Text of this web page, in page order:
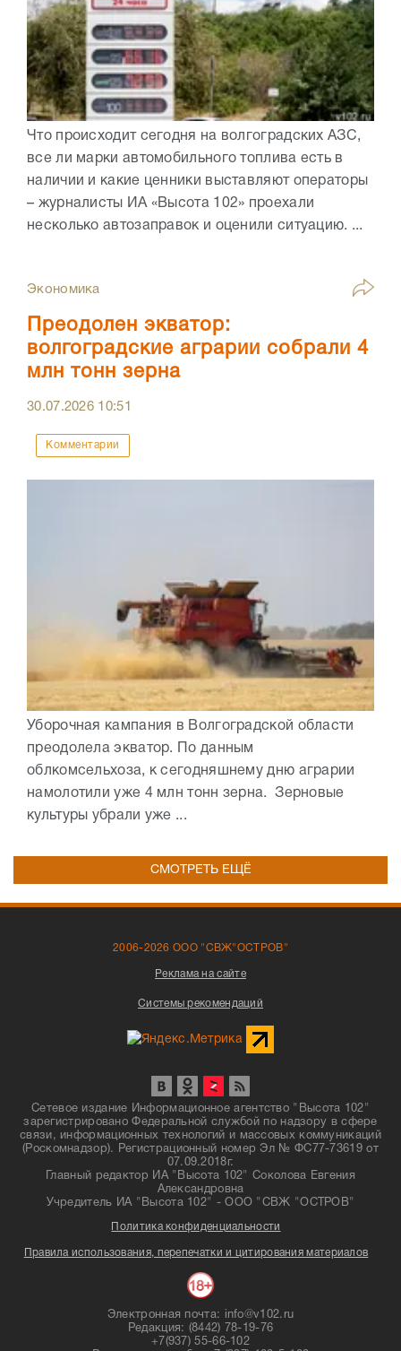
Что происходит сегодня на волгоградских АЗС,
все ли марки автомобильного топлива есть в
наличии и какие ценники выставляют операторы
– журналисты ИА «Высота 102» проехали
несколько автозаправок и оценили ситуацию. ...
Экономика
Преодолен экватор:
волгоградские аграрии собрали 4
млн тонн зерна
30.07.2026 10:51
Комментарии
Уборочная кампания в Волгоградской области
преодолела экватор. По данным
облкомсельхоза, к сегодняшнему дню аграрии
намолотили уже 4 млн тонн зерна. Зерновые
культуры убрали уже ...
СМОТРЕТЬ ЕЩЁ
2006-2026 ООО "СВЖ"ОСТРОВ"
Реклама на сайте
Системы рекомендаций
Сетевое издание Информационное агентство "Высота 102"
зарегистрировано Федеральной службой по надзору в сфере
связи, информационных технологий и массовых коммуникаций
(Роскомнадзор). Регистрационный номер Эл № ФС77-73619 от
07.09.2018г.
Главный редактор ИА "Высота 102" Соколова Евгения
Александровна
Учредитель ИА "Высота 102" - ООО "СВЖ "ОСТРОВ"
Политика конфиденциальности
Правила использования, перепечатки и цитирования материалов
Электронная почта: info@v102.ru
Редакция: (8442) 78-19-76
+7(937) 55-66-102